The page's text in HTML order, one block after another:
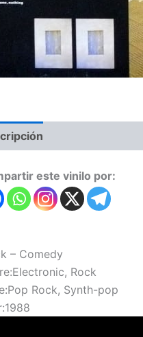
este vinilo por:
– Comedy
Rock
Rock, Synth-pop